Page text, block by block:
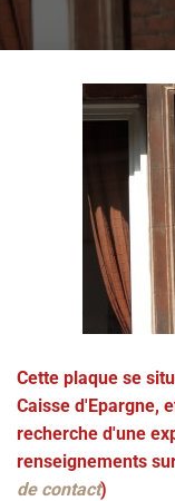
Cette plaque se
Caisse d'Epargne,
recherche d'une
renseignements
de contact)